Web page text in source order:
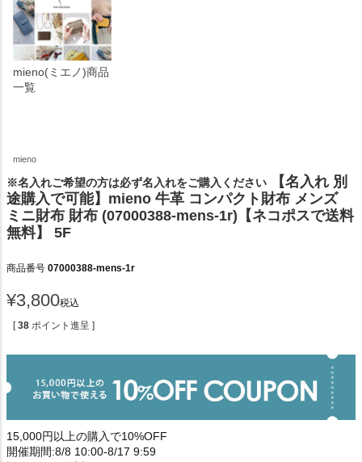
mieno(ミエノ)商品
一覧
mieno
※名入れご希望の方は必ず名入れをご購入ください
【名入れ 別
途購入で可能】mieno 牛革 コンパクト財布 メンズ
ミニ財布 財布 (07000388-mens-1r)【ネコポスで送料
無料】 5F
商品番号 07000388-mens-1r
¥3,800税込
[ 38 ポイント進呈 ]
15,000円以上の購入で10%OFF
開催期間:8/8 10:00-8/17 9:59